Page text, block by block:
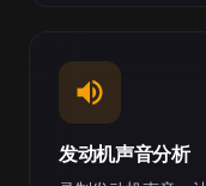
发动机声音分析